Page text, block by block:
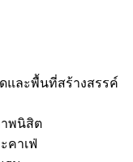
และพื้นที่สร้างสรรค์
พนิสิต
คาเฟ่